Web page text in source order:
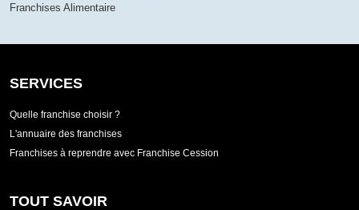
Franchises Alimentaire
SERVICES
Quelle franchise choisir ?
L'annuaire des franchises
Franchises à reprendre avec Franchise Cession
TOUT SAVOIR